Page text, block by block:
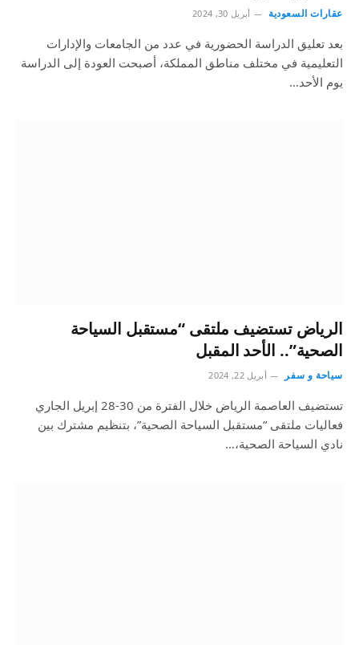
عقارات السعودية أبريل 30, 2024
بعد تعليق الدراسة الحضورية في عدد من الجامعات والإدارات
التعليمية في مختلف مناطق المملكة، أصبحت العودة إلى الدراسة
يوم الأحد…
الرياض تستضيف ملتقى “مستقبل السياحة
الصحية”.. الأحد المقبل
سياحة و سفر أبريل 22, 2024
تستضيف العاصمة الرياض خلال الفترة من 30-28 إبريل الجاري
فعاليات ملتقى “مستقبل السياحة الصحية”، بتنظيم مشترك بين
نادي السياحة الصحية،…